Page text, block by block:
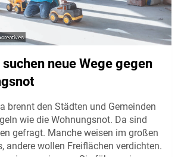
neue Wege gegen
brennt den Städten und Gemeinden
wie die Wohnungsnot. Da sind
gefragt. Manche weisen im großen
andere wollen Freiflächen verdichten.